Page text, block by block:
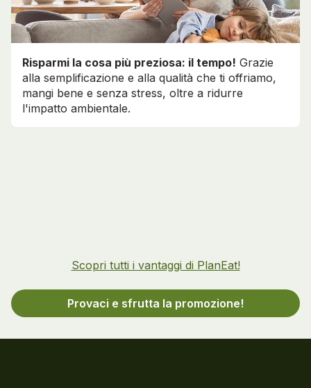
Risparmi la cosa più preziosa: il tempo! Grazie
alla semplificazione e alla qualità che ti offriamo,
mangi bene e senza stress, oltre a ridurre
l'impatto ambientale.
Scopri tutti i vantaggi di PlanEat!
Provaci e sfrutta la promozione!